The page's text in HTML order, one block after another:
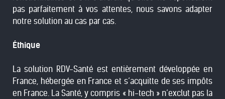
pas parfaitement à vos attentes, nous savons adapter
notre solution au cas par cas.
Éthique
La solution RDV-Santé est entièrement développée en
France, hébergée en France et s’acquitte de ses impôts
en France. La Santé, y compris « hi-tech » n’exclut pas la